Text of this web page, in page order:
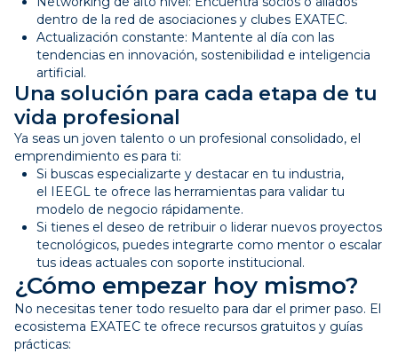
dentro de la red de asociaciones y clubes EXATEC.
Actualización constante: Mantente al día con las
tendencias en innovación, sostenibilidad e inteligencia
artificial.
Una solución para cada etapa de tu
vida profesional
Ya seas un joven talento o un profesional consolidado, el
emprendimiento es para ti:
Si buscas especializarte y destacar en tu industria,
el IEEGL te ofrece las herramientas para validar tu
modelo de negocio rápidamente.
Si tienes el deseo de retribuir o liderar nuevos proyectos
tecnológicos, puedes integrarte como mentor o escalar
tus ideas actuales con soporte institucional.
¿Cómo empezar hoy mismo?
No necesitas tener todo resuelto para dar el primer paso. El
ecosistema EXATEC te ofrece recursos gratuitos y guías
prácticas: